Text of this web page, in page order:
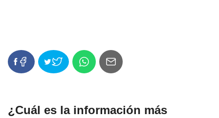
¿Cuál es la información más